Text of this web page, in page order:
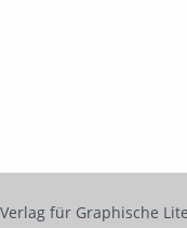
für Graphische